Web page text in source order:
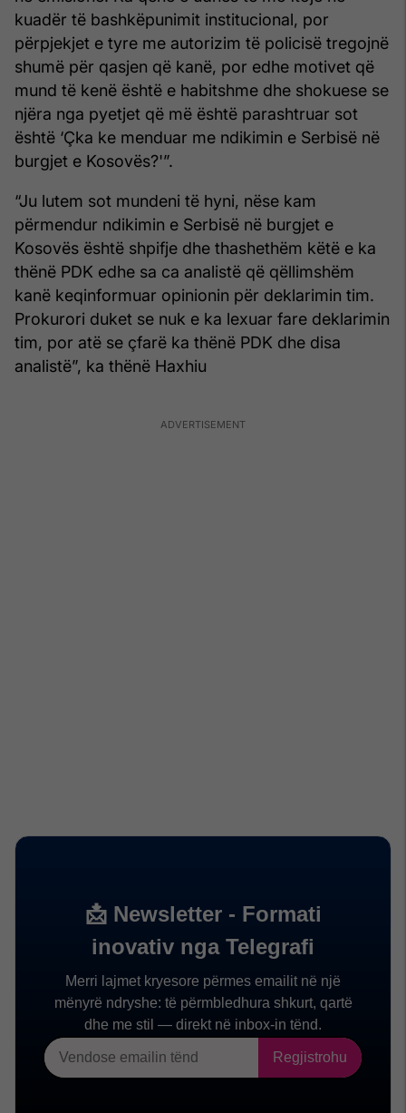
kuadër të bashkëpunimit institucional, por
përpjekjet e tyre me autorizim të policisë tregojnë
shumë për qasjen që kanë, por edhe motivet që
mund të kenë është e habitshme dhe shokuese se
njëra nga pyetjet që më është parashtruar sot
është ‘Çka ke menduar me ndikimin e Serbisë në
burgjet e Kosovës?'”.
“Ju lutem sot mundeni të hyni, nëse kam
përmendur ndikimin e Serbisë në burgjet e
Kosovës është shpifje dhe thashethëm këtë e ka
thënë PDK edhe sa ca analistë që qëllimshëm
kanë keqinformuar opinionin për deklarimin tim.
Prokurori duket se nuk e ka lexuar fare deklarimin
tim, por atë se çfarë ka thënë PDK dhe disa
analistë”, ka thënë Haxhiu